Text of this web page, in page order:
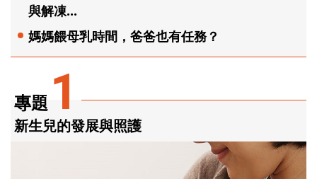
專題 1
新生兒的發展與照護
與解凍...
媽媽餵母乳時間，爸爸也有任務？